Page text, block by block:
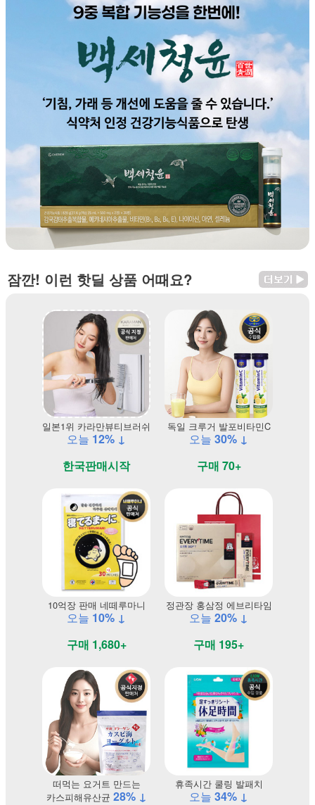
잠깐! 이런 핫딜 상품 어때요?
일본1위 카라만뷰티브러쉬
오늘 12% ↓
한국판매시작
독일 크루거 발포비타민C
오늘 30% ↓
구매 70+
10억장 판매 네떼루마니
오늘 10% ↓
구매 1,680+
정관장 홍삼정 에브리타임
오늘 20% ↓
구매 195+
떠먹는 요거트 만드는
카스피해유산균 28% ↓
휴족시간 쿨링 발패치
오늘 34% ↓